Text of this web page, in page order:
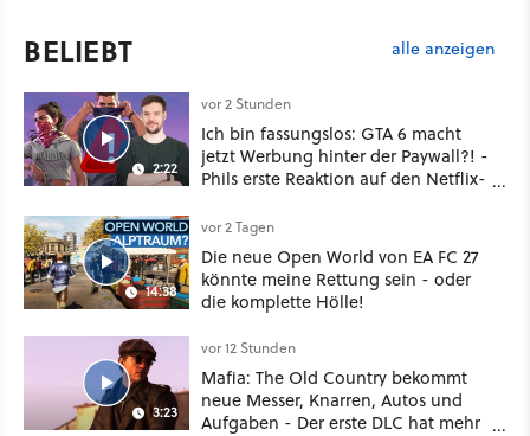
BELIEBT alle anzeigen
2:22
vor 2 Stunden
Ich bin fassungslos: GTA 6 macht
jetzt Werbung hinter der Paywall?! -
Phils erste Reaktion auf den Netflix-
14:38
vor 2 Tagen
Die neue Open World von EA FC 27
könnte meine Rettung sein - oder
die komplette Hölle!
3:23
vor 12 Stunden
Mafia: The Old Country bekommt
neue Messer, Knarren, Autos und
Aufgaben - Der erste DLC hat mehr